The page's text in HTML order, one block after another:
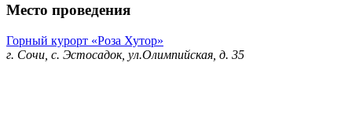
Место проведения
Горный курорт «Роза Хутор»
г. Сочи, с. Эстосадок, ул.Олимпийская, д. 35